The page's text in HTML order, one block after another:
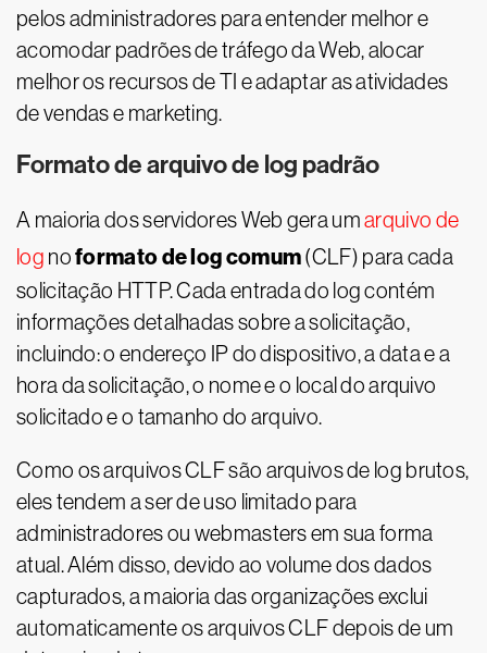
pelos administradores para entender melhor e
acomodar padrões de tráfego da Web, alocar
melhor os recursos de TI e adaptar as atividades
de vendas e marketing.
Formato de arquivo de log padrão
A maioria dos servidores Web gera umarquivo de
log noformato de log comum(CLF) para cada
solicitação HTTP. Cada entrada do log contém
informações detalhadas sobre a solicitação,
incluindo: o endereço IP do dispositivo, a data e a
hora da solicitação, o nome e o local do arquivo
solicitado e o tamanho do arquivo.
Como os arquivos CLF são arquivos de log brutos,
eles tendem a ser de uso limitado para
administradores ou webmasters em sua forma
atual. Além disso, devido ao volume dos dados
capturados, a maioria das organizações exclui
automaticamente os arquivos CLF depois de um